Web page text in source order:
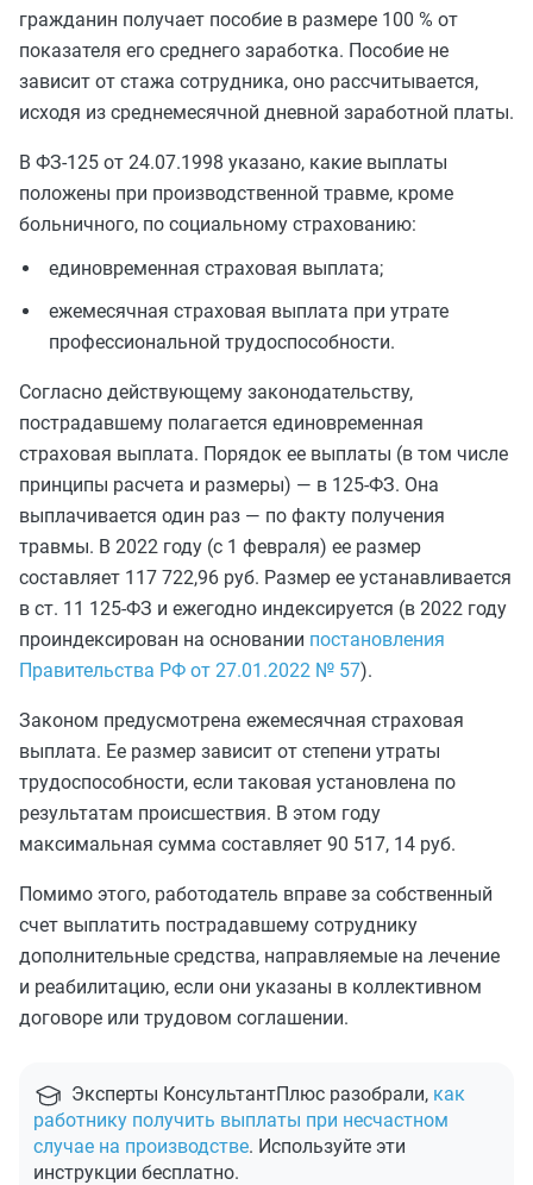
гражданин получает пособие в размере 100 % от
показателя его среднего заработка. Пособие не
зависит от стажа сотрудника, оно рассчитывается,
исходя из среднемесячной дневной заработной платы.
В ФЗ-125 от 24.07.1998 указано, какие выплаты
положены при производственной травме, кроме
больничного, по социальному страхованию:
единовременная страховая выплата;
ежемесячная страховая выплата при утрате
профессиональной трудоспособности.
Согласно действующему законодательству,
пострадавшему полагается единовременная
страховая выплата. Порядок ее выплаты (в том числе
принципы расчета и размеры) — в 125-ФЗ. Она
выплачивается один раз — по факту получения
травмы. В 2022 году (с 1 февраля) ее размер
составляет 117 722,96 руб. Размер ее устанавливается
в ст. 11 125-ФЗ и ежегодно индексируется (в 2022 году
проиндексирован на основании постановления
Правительства РФ от 27.01.2022 № 57).
Законом предусмотрена ежемесячная страховая
выплата. Ее размер зависит от степени утраты
трудоспособности, если таковая установлена по
результатам происшествия. В этом году
максимальная сумма составляет 90 517, 14 руб.
Помимо этого, работодатель вправе за собственный
счет выплатить пострадавшему сотруднику
дополнительные средства, направляемые на лечение
и реабилитацию, если они указаны в коллективном
договоре или трудовом соглашении.
Эксперты КонсультантПлюс разобрали, как
работнику получить выплаты при несчастном
случае на производстве. Используйте эти
инструкции бесплатно.